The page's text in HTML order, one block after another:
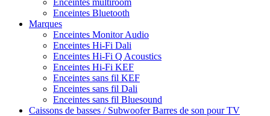
Enceintes multiroom
Enceintes Bluetooth
Marques
Enceintes Monitor Audio
Enceintes Hi-Fi Dali
Enceintes Hi-Fi Q Acoustics
Enceintes Hi-Fi KEF
Enceintes sans fil KEF
Enceintes sans fil Dali
Enceintes sans fil Bluesound
Caissons de basses / SubwooferBarres de son pour TV